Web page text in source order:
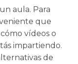
aula. Para
que
vídeos o
impartiendo.
de